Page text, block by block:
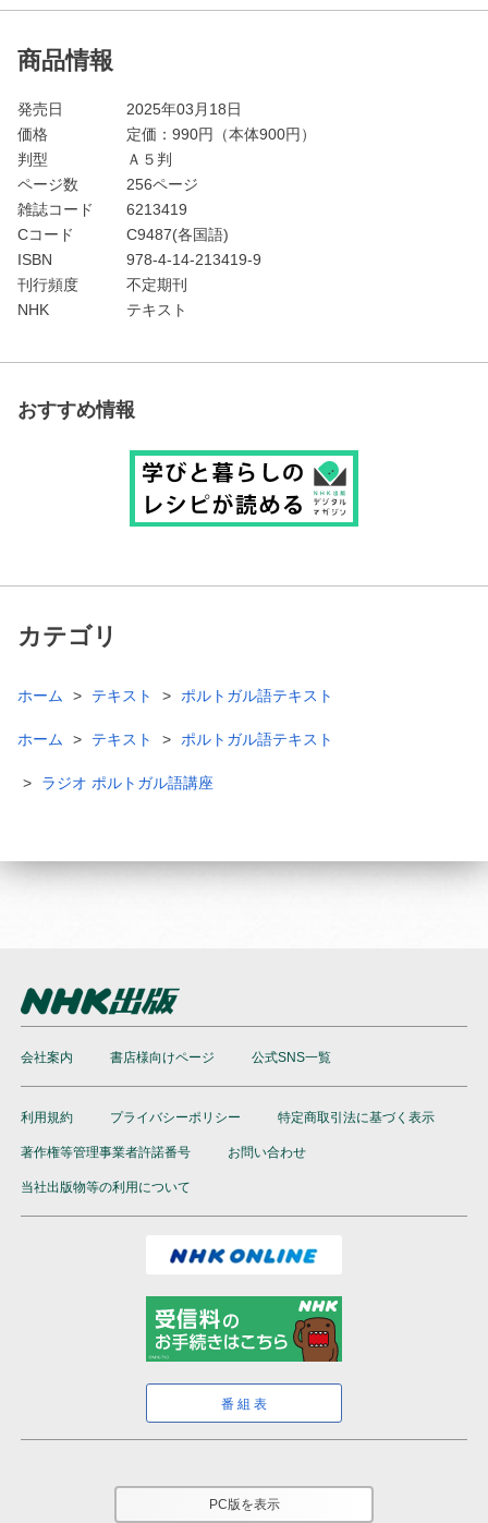
商品情報
発売日
2025年03月18日
価格
定価： 990円（本体900円）
判型
Ａ５判
ページ数
256ページ
雑誌コード
6213419
Cコード
C9487(各国語)
ISBN
978-4-14-213419-9
刊行頻度
不定期刊
NHK
テキスト
おすすめ情報
カテゴリ
ホーム テキスト ポルトガル語テキスト
ホーム テキスト ポルトガル語テキスト
ラジオ ポルトガル語講座
会社案内 書店様向けページ 公式SNS一覧
利用規約 プライバシーポリシー 特定商取引法に基づく表示
著作権等管理事業者許諾番号 お問い合わせ
当社出版物等の利用について
番組表
PC版を表示